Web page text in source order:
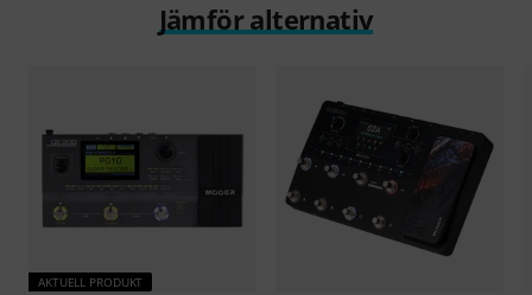
Jämför alternativ
AKTUELL PRODUKT